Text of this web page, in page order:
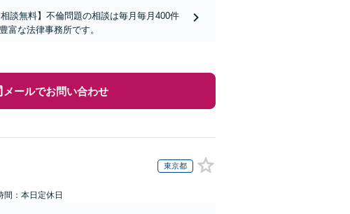
談無料】不倫問題の相談は毎月毎月400件
富な法律事務所です。
メールでお問い合わせ
東京都
間：本日定休日